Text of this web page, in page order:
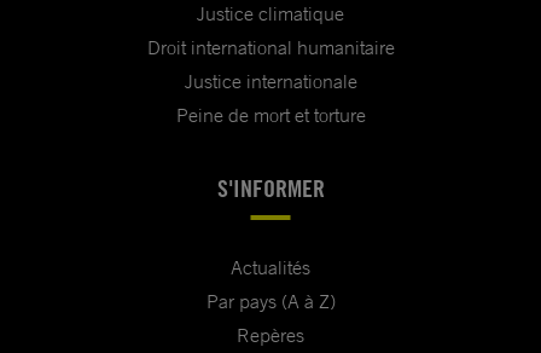
Justice climatique
Droit international humanitaire
Justice internationale
Peine de mort et torture
S'INFORMER
Actualités
Par pays (A à Z)
Repères